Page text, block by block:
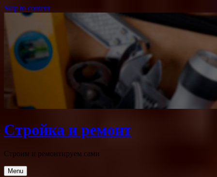
Skip to content
Стройка и ремонт
Строим и ремонтируем сами
Menu